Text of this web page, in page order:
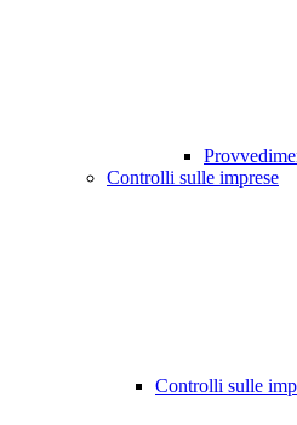
Controlli sulle imprese
Controlli sulle